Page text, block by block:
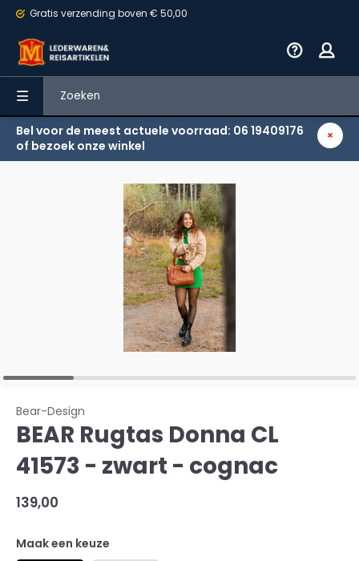
Gratis verzending boven € 50,00
Bel voor de meest actuele voorraad: 06 19409176
of bezoek onze winkel
Terug
Bear-Design
BEAR Rugtas Donna CL
41573 - zwart - cognac
139,00
Maak een keuze